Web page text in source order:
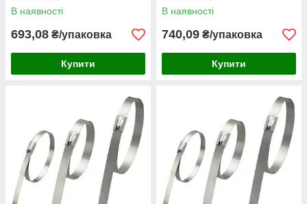
В наявності
693,08 ₴/упаковка
Купити
В наявності
740,09 ₴/упаковка
Купити